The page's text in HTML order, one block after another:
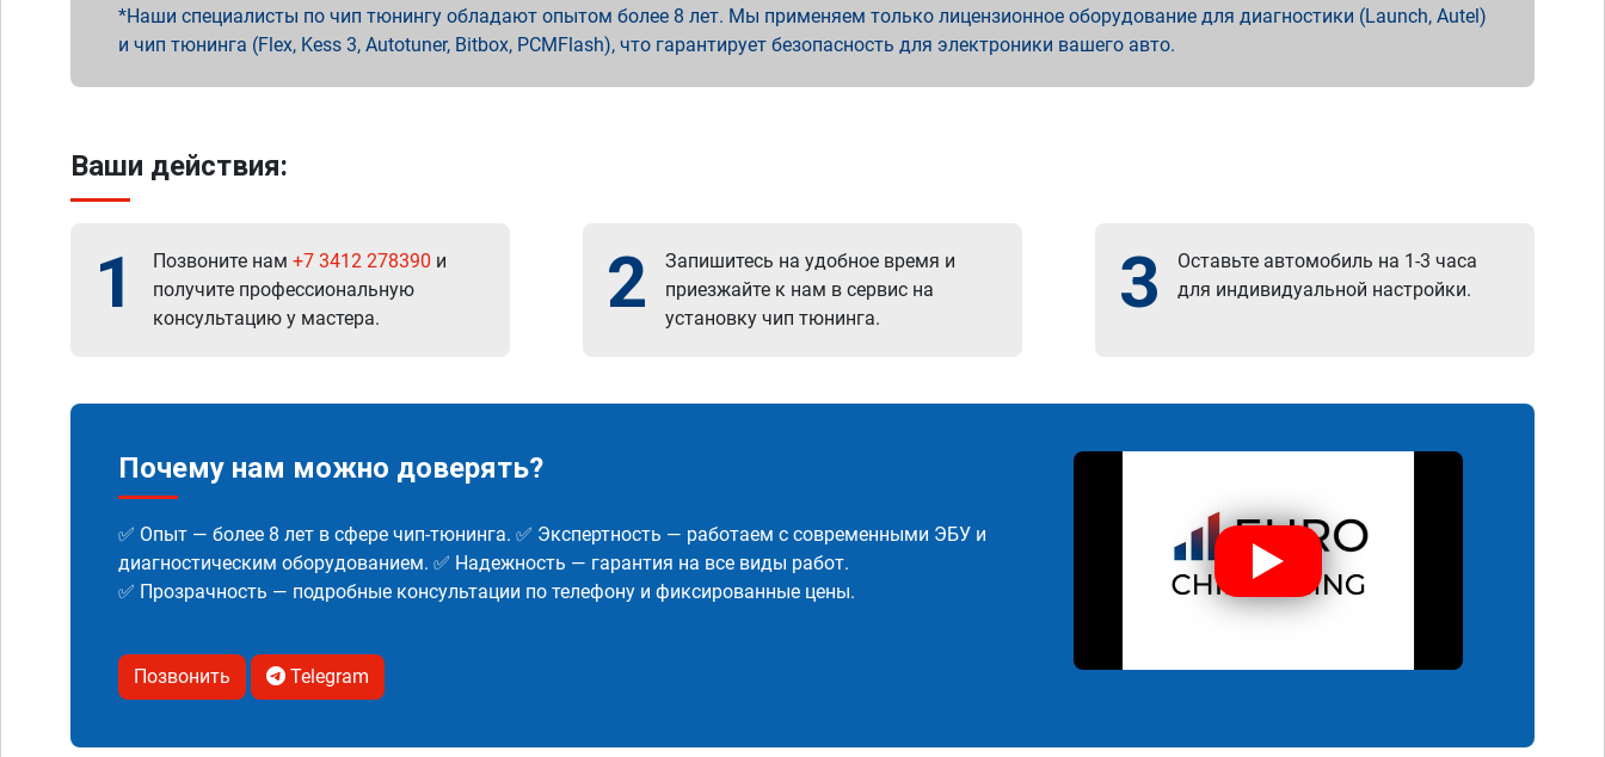
Наши специалисты по чип тюнингу обладают опытом более 8 лет. Мы применяем только лицензионное оборудование для диагностики (Launch, Autel)
и чип тюнинга (Flex, Kess 3, Autotuner, Bitbox, PCMFlash), что гарантирует безопасность для электроники вашего авто.
Ваши действия:
1 Позвоните нам +7 3412 278390 и
получите профессиональную
консультацию у мастера.
2
Запишитесь на удобное время и
приезжайте к нам в сервис на
установку чип тюнинга.
3
Оставьте автомобиль на 1-3 часа
для индивидуальной настройки.
Почему нам можно доверять?
✅ Опыт — более 8 лет в сфере чип-тюнинга. ✅ Экспертность — работаем с современными ЭБУ и
диагностическим оборудованием. ✅ Надежность — гарантия на все виды работ.
✅ Прозрачность — подробные консультации по телефону и фиксированные цены.
Позвонить Telegram